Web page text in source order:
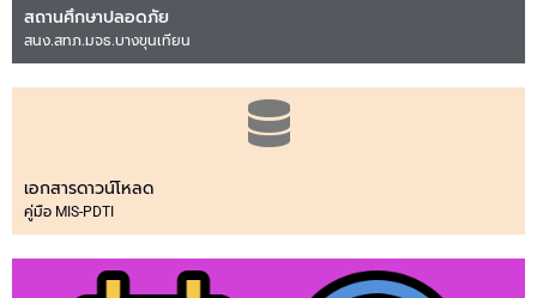
สถานศึกษาปลอดภัย
สนง.สทภ.มจธ.บางขุนเทียน
เอกสารดาวน์โหลด
คู่มือ MIS-PDTI